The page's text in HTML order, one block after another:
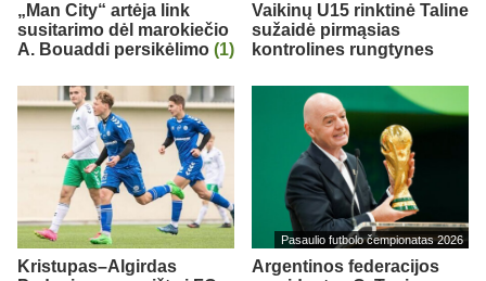
„Man City“ artėja link
susitarimo dėl marokiečio
A. Bouaddi persikėlimo (1)
Vaikinų U15 rinktinė Taline
sužaidė pirmąsias
kontrolines rungtynes
Kristupas–Algirdas
Pasaulio futbolo čempionatas 2026
Argentinos federacijos